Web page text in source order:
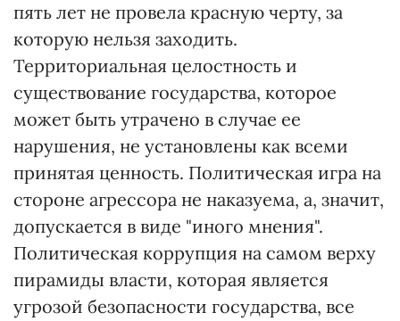
пять лет не провела красную черту, за
которую нельзя заходить.
Территориальная целостность и
существование государства, которое
может быть утрачено в случае ее
нарушения, не установлены как всеми
принятая ценность. Политическая игра на
стороне агрессора не наказуема, а, значит,
допускается в виде "иного мнения".
Политическая коррупция на самом верху
пирамиды власти, которая является
угрозой безопасности государства, все